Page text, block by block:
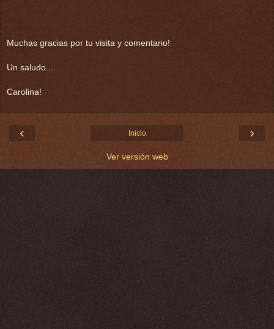
Muchas gracias por tu visita y comentario!
Un saludo....
Carolina!
‹ ›
Inicio
Ver versión web